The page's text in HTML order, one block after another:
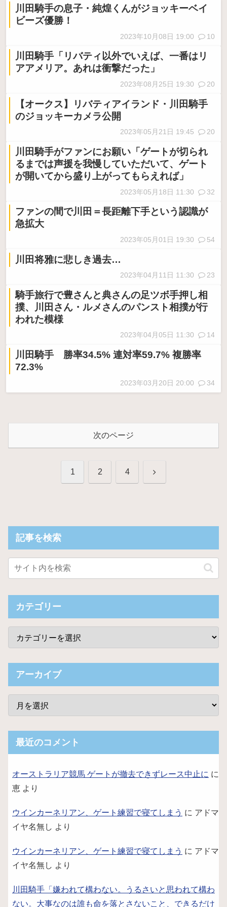
川田騎手の息子・純煌くんがジョッキーベイ
ビーズ優勝！
2023年10月08日 19:00 10
川田騎手「リバティ以外でいえば、一番はリ
アアメリア。あれは衝撃だった」
2023年08月25日 19:30 20
【オークス】リバティアイランド・川田騎手
のジョッキーカメラ公開
2023年05月21日 19:45 20
川田騎手がファンにお願い「ゲートが切られ
るまでは声援を我慢していただいて、ゲート
が開いてから盛り上がってもらえれば」
2023年05月18日 11:30 32
ファンの間で川田＝長距離下手という認識が
急拡大
2023年05月01日 19:30 54
川田将雅に悲しき過去…
2023年04月11日 11:30 23
騎手旅行で豊さんと典さんの足ツボ手押し相
撲、川田さん・ルメさんのパンスト相撲が行
われた模様
2023年04月05日 11:30 14
川田騎手 勝率34.5% 連対率59.7% 複勝率
72.3%
2023年03月20日 20:00 34
次のページ
1 2 4 次
記事を検索
カテゴリー
アーカイブ
最近のコメント
オーストラリア競馬 ゲートが撤去できずレース中止に に
恵 より
ウインカーネリアン、ゲート練習で寝てしまう に アドマ
イヤ名無し より
ウインカーネリアン、ゲート練習で寝てしまう に アドマ
イヤ名無し より
川田騎手「嫌われて構わない。うるさいと思われて構わ
ない。大事なのは誰も命を落とさないこと、できるだけ